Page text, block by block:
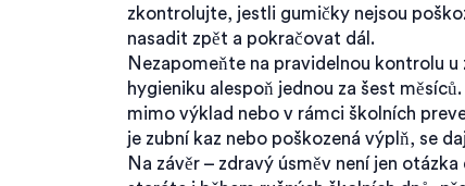
zkontrolujte, jestli gumičky nejsou
nasadit zpět a pokračovat dál.
Nezapomeňte na pravidelnou kontrolu
hygieniku alespoň jednou za šest
mimo výklad nebo v rámci školních
je zubní kaz nebo poškozená výplň, se
Na závěr – zdravý úsměv není jen